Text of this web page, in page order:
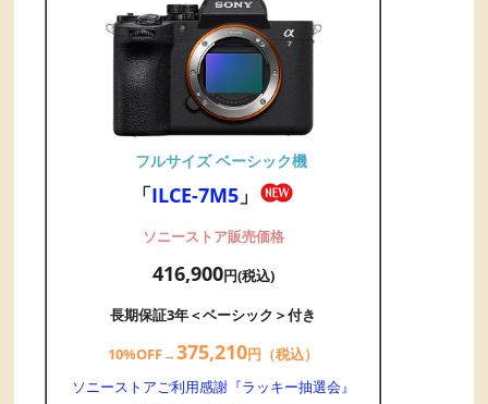
フルサイズ ベーシック機
「ILCE-7M5」
ソニーストア販売価格
416,900円(税込)
長期保証3年＜ベーシック＞付き
10%OFF→375,210円（税込）
ソニーストアご利用感謝『ラッキー抽選会』